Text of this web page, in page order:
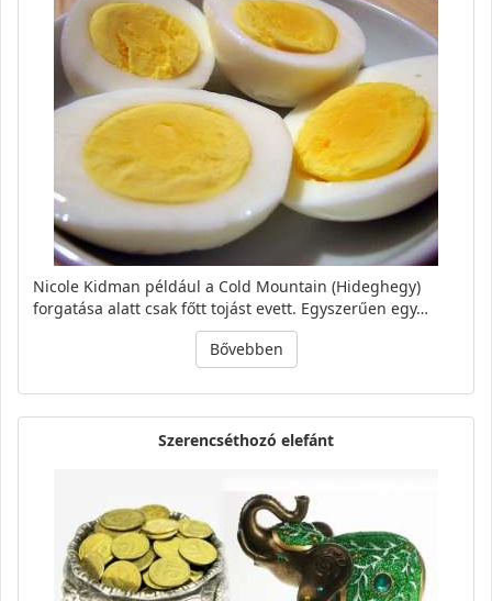
Nicole Kidman például a Cold Mountain (Hideghegy)
forgatása alatt csak főtt tojást evett. Egyszerűen egy…
Bővebben
Szerencséthozó elefánt